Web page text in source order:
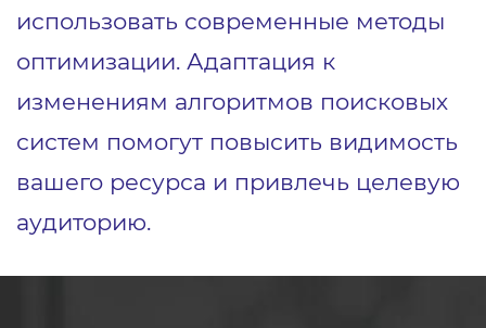
использовать современные методы
оптимизации. Адаптация к
изменениям алгоритмов поисковых
систем помогут повысить видимость
вашего ресурса и привлечь целевую
аудиторию.